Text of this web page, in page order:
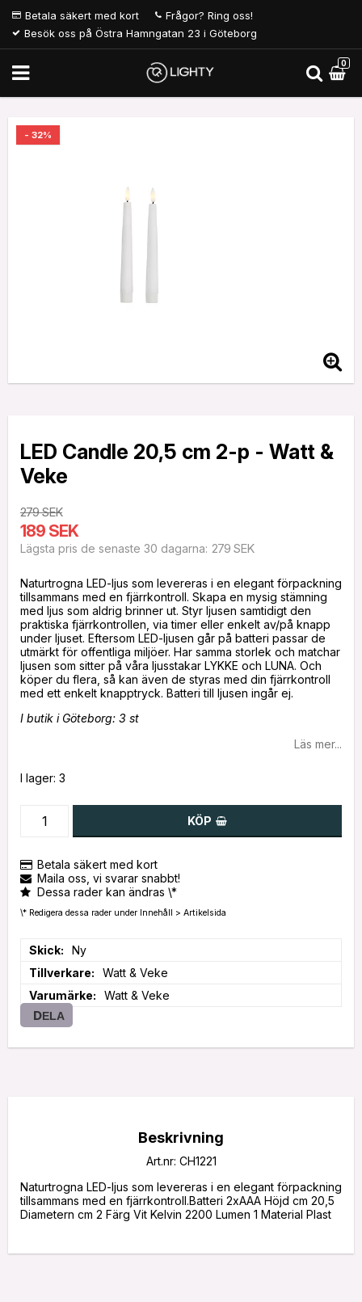
Betala säkert med kort
Frågor? Ring oss!
Besök oss på Östra Hamngatan 23 i Göteborg
0
- 32%
LED Candle 20,5 cm 2-p - Watt &
Veke
279 SEK
189 SEK
Lägsta pris de senaste 30 dagarna 279 SEK
Naturtrogna LED-ljus som levereras i en elegant förpackning
tillsammans med en fjärrkontroll. Skapa en mysig stämning
med ljus som aldrig brinner ut. Styr ljusen samtidigt den
praktiska fjärrkontrollen, via timer eller enkelt av/på knapp
under ljuset. Eftersom LED-ljusen går på batteri passar de
utmärkt för offentliga miljöer. Har samma storlek och matchar
ljusen som sitter på våra ljusstakar LYKKE och LUNA. Och
köper du flera, så kan även de styras med din fjärrkontroll
I butik i Göteborg: 3 st
Läs mer...
I lager: 3
KÖP
Betala säkert med kort
Maila oss, vi svarar snabbt!
Dessa rader kan ändras \*
\* Redigera dessa rader under Innehåll > Artikelsida
Skick
Ny
Tillverkare
Watt & Veke
Varumärke
Watt & Veke
DELA
Beskrivning
Art.nr: CH1221
Naturtrogna LED-ljus som levereras i en elegant förpackning
tillsammans med en fjärrkontroll.Batteri 2xAAA Höjd cm 20,5
Diametern cm 2 Färg Vit Kelvin 2200 Lumen 1 Material Plast